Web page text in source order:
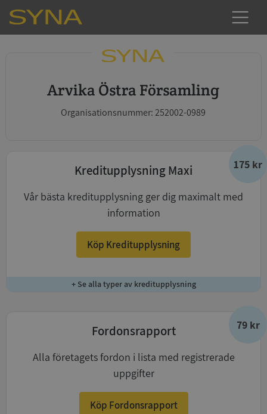
Arvika Östra Församling
Organisationsnummer: 252002-0989
175 kr
Kreditupplysning Maxi
Vår bästa kreditupplysning ger dig maximalt med
information
Köp Kreditupplysning
+ Se alla typer av kreditupplysning
79 kr
Fordonsrapport
Alla företagets fordon i lista med registrerade
uppgifter
Köp Fordonsrapport